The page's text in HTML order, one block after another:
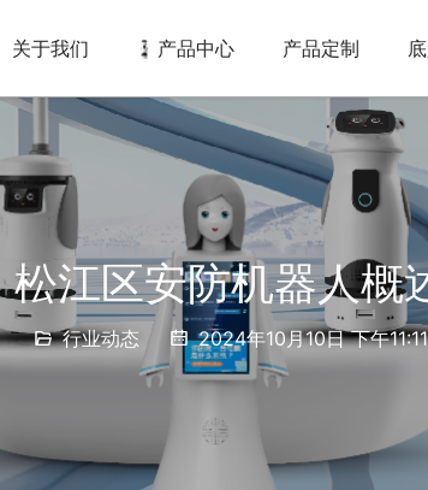
关于我们 产品中心 产品定制
松江区安防机器人概
行业动态 2024年10月10日 下午11:11